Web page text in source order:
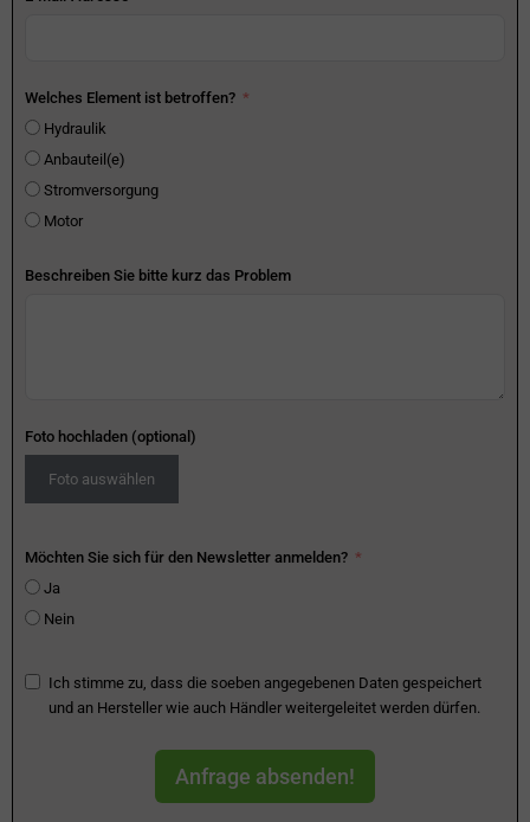
Welches Element ist betroffen?
Hydraulik
Anbauteil(e)
Stromversorgung
Motor
Beschreiben Sie bitte kurz das Problem
Foto hochladen (optional)
Foto auswählen
Möchten Sie sich für den Newsletter anmelden?
Ja
Nein
Ich stimme zu, dass die soeben angegebenen Daten gespeichert
und an Hersteller wie auch Händler weitergeleitet werden dürfen.
Anfrage absenden!